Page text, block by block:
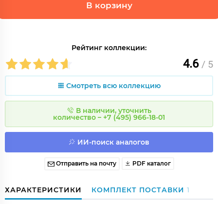
В корзину
Рейтинг коллекции:
4.6 / 5
Смотреть всю коллекцию
В наличии, уточнить
количество – +7 (495) 966-18-01
ИИ-поиск аналогов
Отправить на почту PDF каталог
ХАРАКТЕРИСТИКИ КОМПЛЕКТ ПОСТАВКИ 1